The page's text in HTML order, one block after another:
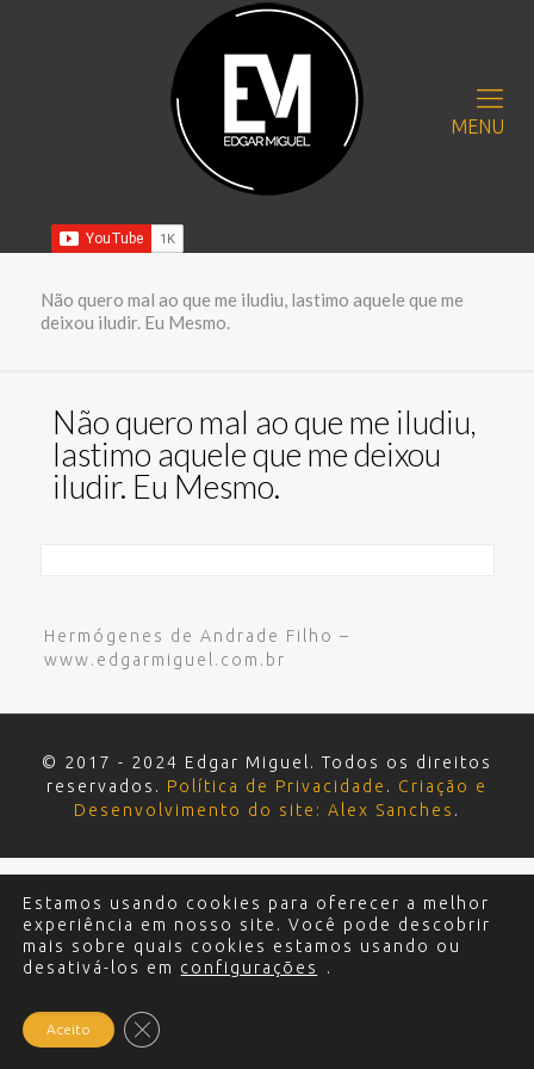
MENU
Não quero mal ao que me iludiu, lastimo aquele que me
deixou iludir. Eu Mesmo.
Não quero mal ao que me iludiu,
lastimo aquele que me deixou
iludir. Eu Mesmo.
Hermógenes de Andrade Filho –
www.edgarmiguel.com.br
© 2017 - 2024 Edgar Miguel. Todos os direitos
reservados. Política de Privacidade . Criação e
Desenvolvimento do site: Alex Sanches .
Estamos usando cookies para oferecer a melhor
experiência em nosso site. Você pode descobrir
mais sobre quais cookies estamos usando ou
desativá-los em configurações .
Aceito Close GDPR Cookie Banner